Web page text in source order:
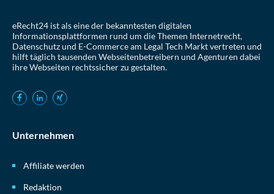
eRecht24 ist als eine der bekanntesten digitalen
Informationsplattformen rund um die Themen Internetrecht,
Datenschutz und E-Commerce am Legal Tech Markt vertreten und
hilft täglich tausenden Webseitenbetreibern und Agenturen dabei
ihre Webseiten rechtssicher zu gestalten.
Unternehmen
Affiliate werden
Redaktion